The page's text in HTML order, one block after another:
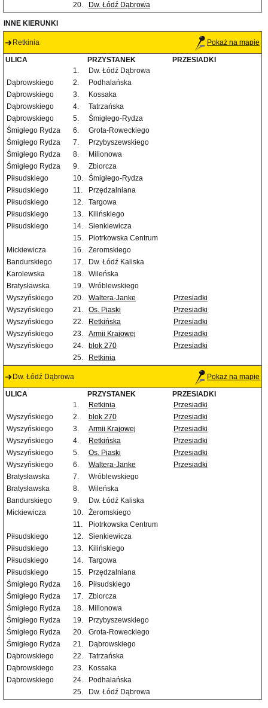
20.
Dw. Łódź Dąbrowa
INNE KIERUNKI
Retkinia Pokaż na mapie
ULICA PRZYSTANEK
PRZESIADKI
1.
Dw. Łódź Dąbrowa
Dąbrowskiego
2.
Podhalańska
Dąbrowskiego
3.
Kossaka
Dąbrowskiego
4.
Tatrzańska
Dąbrowskiego
5.
Śmigłego-Rydza
Śmigłego Rydza
6.
Grota-Roweckiego
Śmigłego Rydza
7.
Przybyszewskiego
Śmigłego Rydza
8.
Milionowa
Śmigłego Rydza
9.
Zbiorcza
Piłsudskiego
10.
Śmigłego-Rydza
Piłsudskiego
11.
Przędzalniana
Piłsudskiego
12.
Targowa
Piłsudskiego
13.
Kilińskiego
Piłsudskiego
14.
Sienkiewicza
15.
Piotrkowska Centrum
Mickiewicza
16.
Żeromskiego
Bandurskiego
17.
Dw. Łódź Kaliska
Karolewska
18.
Wileńska
Bratysławska
19.
Wróblewskiego
Wyszyńskiego
20. Waltera-Janke
Przesiadki
Wyszyńskiego
21. Os. Piaski
Przesiadki
Wyszyńskiego
22. Retkińska
Przesiadki
Wyszyńskiego
23. Armii Krajowej
Przesiadki
Wyszyńskiego
24. blok 270
Przesiadki
25.
Retkinia
Dw. Łódź Dąbrowa Pokaż na mapie
ULICA PRZYSTANEK
PRZESIADKI
1.
Retkinia
Przesiadki
Wyszyńskiego
2. blok 270
Przesiadki
Wyszyńskiego
3. Armii Krajowej
Przesiadki
Wyszyńskiego
4. Retkińska
Przesiadki
Wyszyńskiego
5. Os. Piaski
Przesiadki
Wyszyńskiego
6. Waltera-Janke
Przesiadki
Bratysławska
7.
Wróblewskiego
Bratysławska
8.
Wileńska
Bandurskiego
9.
Dw. Łódź Kaliska
Mickiewicza
10.
Żeromskiego
11.
Piotrkowska Centrum
Piłsudskiego
12.
Sienkiewicza
Piłsudskiego
13.
Kilińskiego
Piłsudskiego
14.
Targowa
Piłsudskiego
15.
Przędzalniana
Śmigłego Rydza
16.
Piłsudskiego
Śmigłego Rydza
17.
Zbiorcza
Śmigłego Rydza
18.
Milionowa
Śmigłego Rydza
19.
Przybyszewskiego
Śmigłego Rydza
20.
Grota-Roweckiego
Śmigłego Rydza
21.
Dąbrowskiego
Dąbrowskiego
22.
Tatrzańska
Dąbrowskiego
23.
Kossaka
Dąbrowskiego
24.
Podhalańska
25.
Dw. Łódź Dąbrowa